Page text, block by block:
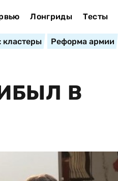
Лонгриды Тесты
кластеры Реформа армии
В